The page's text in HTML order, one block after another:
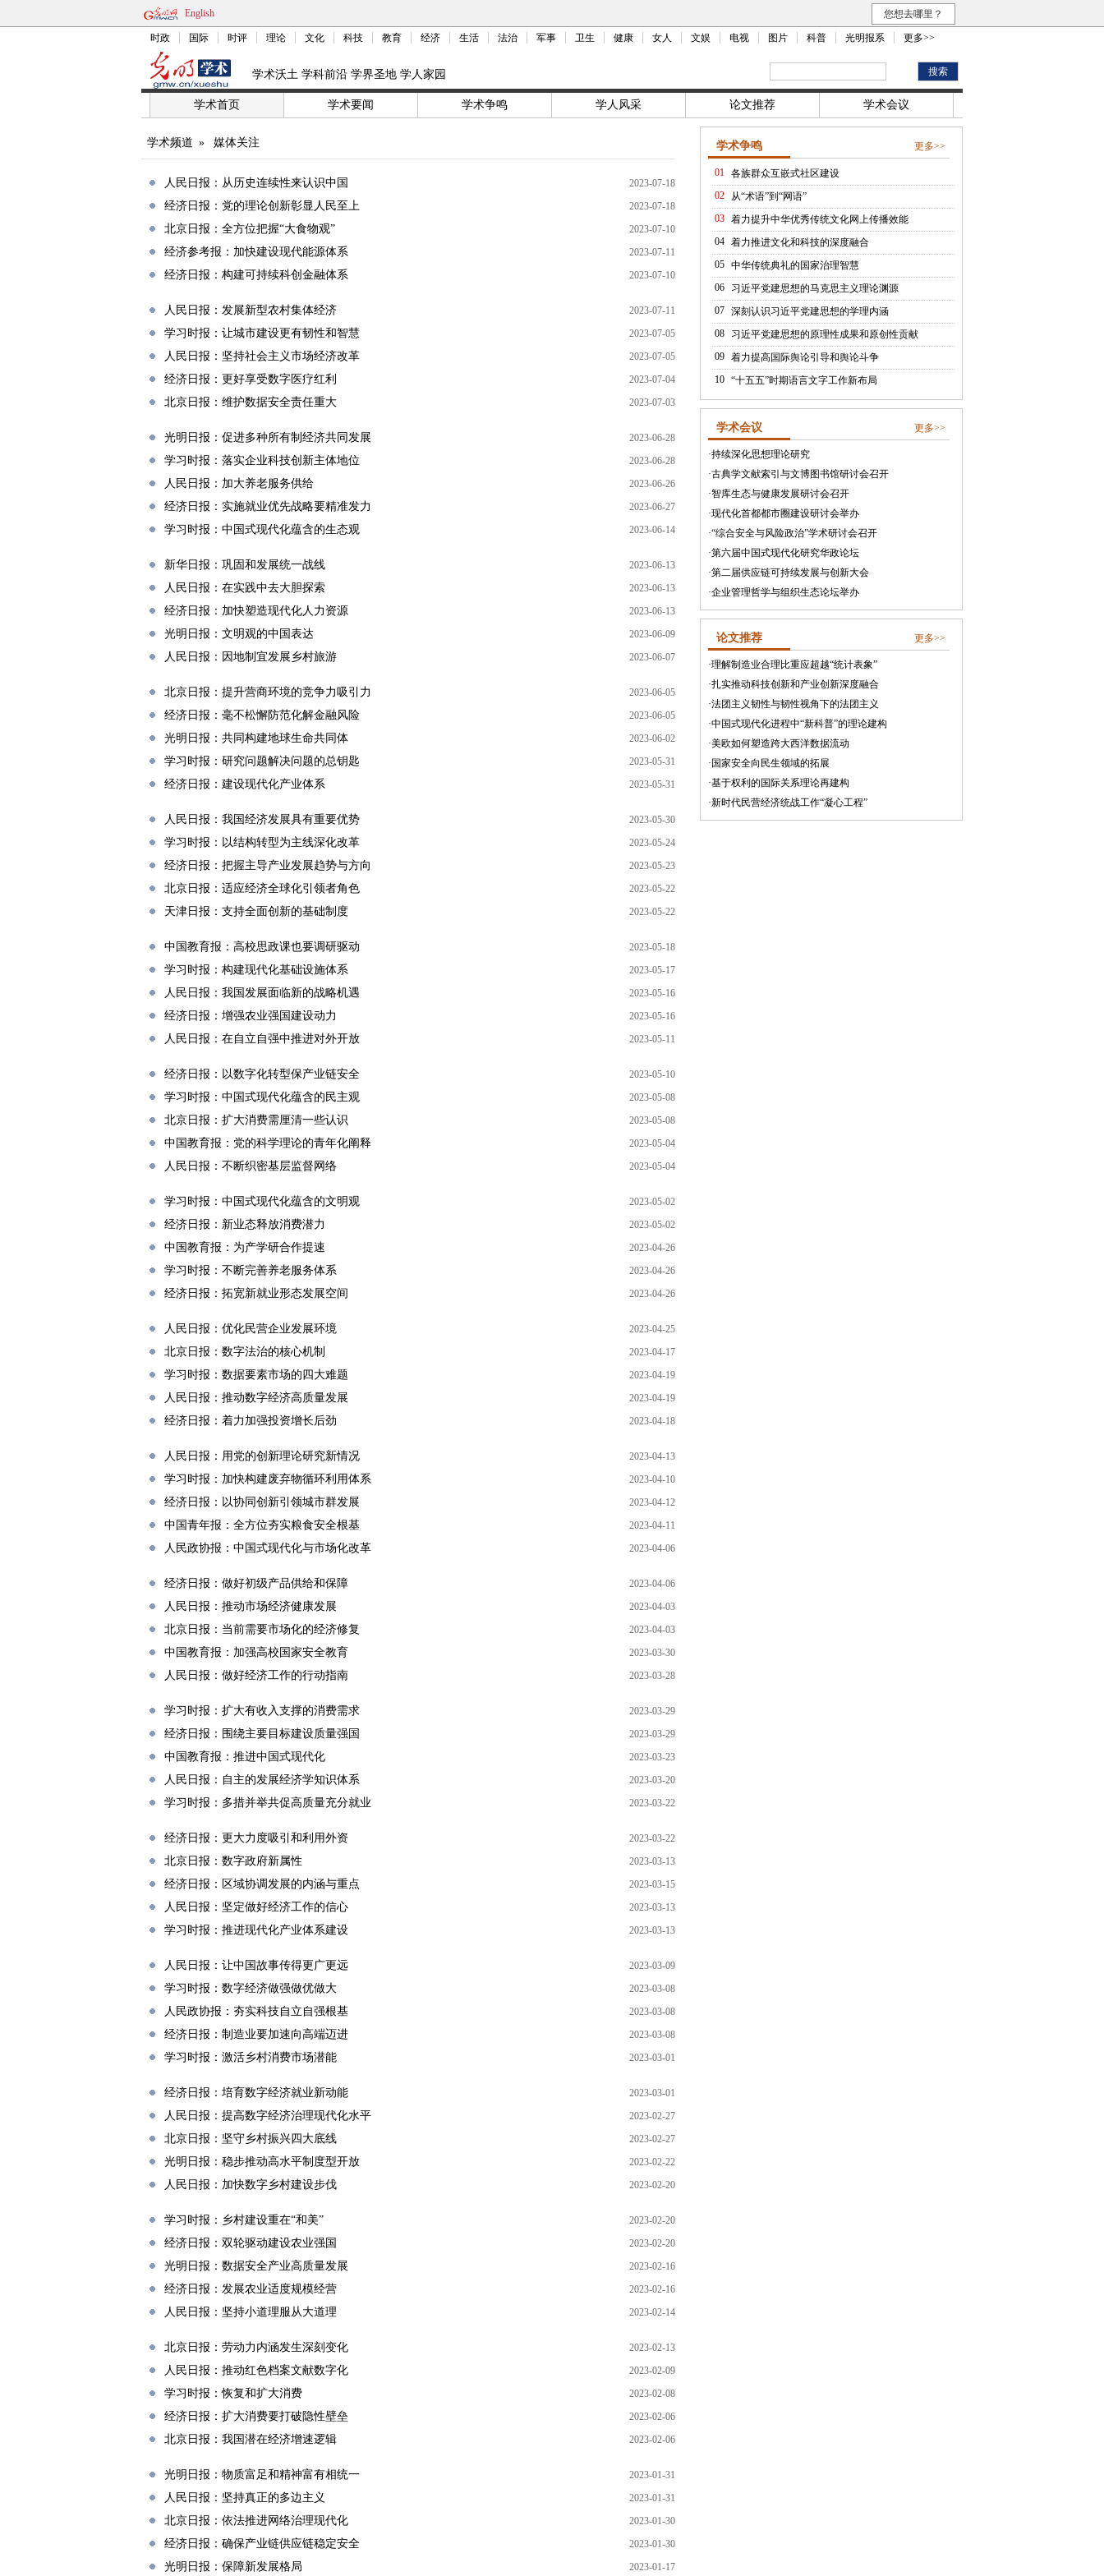
English 您想去哪里？
时政 国际 时评 理论 文化 科技 教育 经济 生活 法治 军事 卫生 健康 女人 文娱 电视 图片 科普 光明报系 更多>>
学术沃土 学科前沿 学界圣地 学人家园
学术首页 学术要闻 学术争鸣 学人风采 论文推荐 学术会议
学术频道 » 媒体关注
人民日报：从历史连续性来认识中国 2023-07-18
经济日报：党的理论创新彰显人民至上 2023-07-18
北京日报：全方位把握“大食物观” 2023-07-10
经济参考报：加快建设现代能源体系 2023-07-11
经济日报：构建可持续科创金融体系 2023-07-10
人民日报：发展新型农村集体经济 2023-07-11
学习时报：让城市建设更有韧性和智慧 2023-07-05
人民日报：坚持社会主义市场经济改革 2023-07-05
经济日报：更好享受数字医疗红利 2023-07-04
北京日报：维护数据安全责任重大 2023-07-03
光明日报：促进多种所有制经济共同发展 2023-06-28
学习时报：落实企业科技创新主体地位 2023-06-28
人民日报：加大养老服务供给 2023-06-26
经济日报：实施就业优先战略要精准发力 2023-06-27
学习时报：中国式现代化蕴含的生态观 2023-06-14
新华日报：巩固和发展统一战线 2023-06-13
人民日报：在实践中去大胆探索 2023-06-13
经济日报：加快塑造现代化人力资源 2023-06-13
光明日报：文明观的中国表达 2023-06-09
人民日报：因地制宜发展乡村旅游 2023-06-07
北京日报：提升营商环境的竞争力吸引力 2023-06-05
经济日报：毫不松懈防范化解金融风险 2023-06-05
光明日报：共同构建地球生命共同体 2023-06-02
学习时报：研究问题解决问题的总钥匙 2023-05-31
经济日报：建设现代化产业体系 2023-05-31
人民日报：我国经济发展具有重要优势 2023-05-30
学习时报：以结构转型为主线深化改革 2023-05-24
经济日报：把握主导产业发展趋势与方向 2023-05-23
北京日报：适应经济全球化引领者角色 2023-05-22
天津日报：支持全面创新的基础制度 2023-05-22
中国教育报：高校思政课也要调研驱动 2023-05-18
学习时报：构建现代化基础设施体系 2023-05-17
人民日报：我国发展面临新的战略机遇 2023-05-16
经济日报：增强农业强国建设动力 2023-05-16
人民日报：在自立自强中推进对外开放 2023-05-11
经济日报：以数字化转型保产业链安全 2023-05-10
学习时报：中国式现代化蕴含的民主观 2023-05-08
北京日报：扩大消费需厘清一些认识 2023-05-08
中国教育报：党的科学理论的青年化阐释 2023-05-04
人民日报：不断织密基层监督网络 2023-05-04
学习时报：中国式现代化蕴含的文明观 2023-05-02
经济日报：新业态释放消费潜力 2023-05-02
中国教育报：为产学研合作提速 2023-04-26
学习时报：不断完善养老服务体系 2023-04-26
经济日报：拓宽新就业形态发展空间 2023-04-26
人民日报：优化民营企业发展环境 2023-04-25
北京日报：数字法治的核心机制 2023-04-17
学习时报：数据要素市场的四大难题 2023-04-19
人民日报：推动数字经济高质量发展 2023-04-19
经济日报：着力加强投资增长后劲 2023-04-18
人民日报：用党的创新理论研究新情况 2023-04-13
学习时报：加快构建废弃物循环利用体系 2023-04-10
经济日报：以协同创新引领城市群发展 2023-04-12
中国青年报：全方位夯实粮食安全根基 2023-04-11
人民政协报：中国式现代化与市场化改革 2023-04-06
经济日报：做好初级产品供给和保障 2023-04-06
人民日报：推动市场经济健康发展 2023-04-03
北京日报：当前需要市场化的经济修复 2023-04-03
中国教育报：加强高校国家安全教育 2023-03-30
人民日报：做好经济工作的行动指南 2023-03-28
学习时报：扩大有收入支撑的消费需求 2023-03-29
经济日报：围绕主要目标建设质量强国 2023-03-29
中国教育报：推进中国式现代化 2023-03-23
人民日报：自主的发展经济学知识体系 2023-03-20
学习时报：多措并举共促高质量充分就业 2023-03-22
经济日报：更大力度吸引和利用外资 2023-03-22
北京日报：数字政府新属性 2023-03-13
经济日报：区域协调发展的内涵与重点 2023-03-15
人民日报：坚定做好经济工作的信心 2023-03-13
学习时报：推进现代化产业体系建设 2023-03-13
人民日报：让中国故事传得更广更远 2023-03-09
学习时报：数字经济做强做优做大 2023-03-08
人民政协报：夯实科技自立自强根基 2023-03-08
经济日报：制造业要加速向高端迈进 2023-03-08
学习时报：激活乡村消费市场潜能 2023-03-01
经济日报：培育数字经济就业新动能 2023-03-01
人民日报：提高数字经济治理现代化水平 2023-02-27
北京日报：坚守乡村振兴四大底线 2023-02-27
光明日报：稳步推动高水平制度型开放 2023-02-22
人民日报：加快数字乡村建设步伐 2023-02-20
学习时报：乡村建设重在“和美” 2023-02-20
经济日报：双轮驱动建设农业强国 2023-02-20
光明日报：数据安全产业高质量发展 2023-02-16
经济日报：发展农业适度规模经营 2023-02-16
人民日报：坚持小道理服从大道理 2023-02-14
北京日报：劳动力内涵发生深刻变化 2023-02-13
人民日报：推动红色档案文献数字化 2023-02-09
学习时报：恢复和扩大消费 2023-02-08
经济日报：扩大消费要打破隐性壁垒 2023-02-06
北京日报：我国潜在经济增速逻辑 2023-02-06
光明日报：物质富足和精神富有相统一 2023-01-31
人民日报：坚持真正的多边主义 2023-01-31
北京日报：依法推进网络治理现代化 2023-01-30
经济日报：确保产业链供应链稳定安全 2023-01-30
光明日报：保障新发展格局 2023-01-17
学术争鸣 更多>>
01 各族群众互嵌式社区建设
02
从“术语”到“网语”
03 着力提升中华优秀传统文化网上传播效能
04 着力推进文化和科技的深度融合
05 中华传统典礼的国家治理智慧
06
习近平党建思想的马克思主义理论渊源
07 深刻认识习近平党建思想的学理内涵
08
习近平党建思想的原理性成果和原创性贡献
09 着力提高国际舆论引导和舆论斗争
10 “十五五”时期语言文字工作新布局
学术会议 更多>>
·持续深化思想理论研究
·古典学文献索引与文博图书馆研讨会召开
·智库生态与健康发展研讨会召开
·现代化首都都市圈建设研讨会举办
·“综合安全与风险政治”学术研讨会召开
·第六届中国式现代化研究华政论坛
·第二届供应链可持续发展与创新大会
·企业管理哲学与组织生态论坛举办
论文推荐 更多>>
·理解制造业合理比重应超越“统计表象”
·扎实推动科技创新和产业创新深度融合
·法团主义韧性与韧性视角下的法团主义
·中国式现代化进程中“新科普”的理论建构
·美欧如何塑造跨大西洋数据流动
· 国家安全向民生领域的拓展
·基于权利的国际关系理论再建构
·新时代民营经济统战工作“凝心工程”